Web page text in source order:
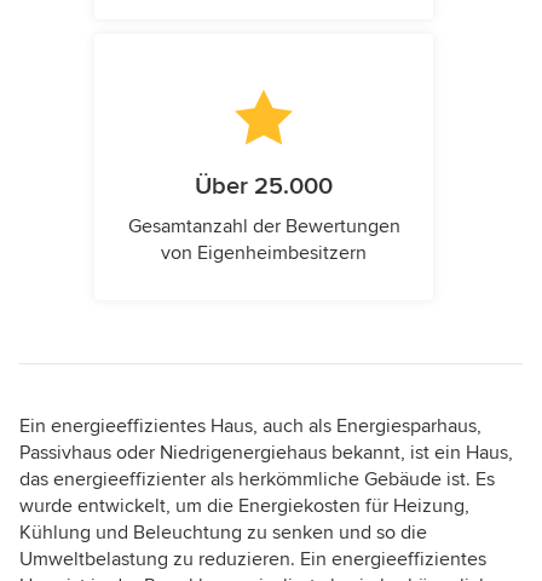
Über 25.000
Gesamtanzahl der Bewertungen
von Eigenheimbesitzern
Ein energieeffizientes Haus, auch als Energiesparhaus,
Passivhaus oder Niedrigenergiehaus bekannt, ist ein Haus,
das energieeffizienter als herkömmliche Gebäude ist. Es
wurde entwickelt, um die Energiekosten für Heizung,
Kühlung und Beleuchtung zu senken und so die
Umweltbelastung zu reduzieren. Ein energieeffizientes